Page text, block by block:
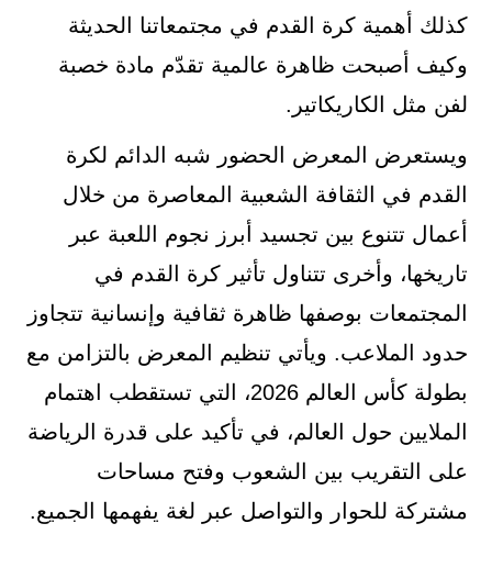
كذلك أهمية كرة القدم في مجتمعاتنا الحديثة
وكيف أصبحت ظاهرة عالمية تقدّم مادة خصبة
لفن مثل الكاريكاتير.
ويستعرض المعرض الحضور شبه الدائم لكرة
القدم في الثقافة الشعبية المعاصرة من خلال
أعمال تتنوع بين تجسيد أبرز نجوم اللعبة عبر
تاريخها، وأخرى تتناول تأثير كرة القدم في
المجتمعات بوصفها ظاهرة ثقافية وإنسانية تتجاوز
حدود الملاعب. ويأتي تنظيم المعرض بالتزامن مع
بطولة كأس العالم 2026، التي تستقطب اهتمام
الملايين حول العالم، في تأكيد على قدرة الرياضة
على التقريب بين الشعوب وفتح مساحات
مشتركة للحوار والتواصل عبر لغة يفهمها الجميع.